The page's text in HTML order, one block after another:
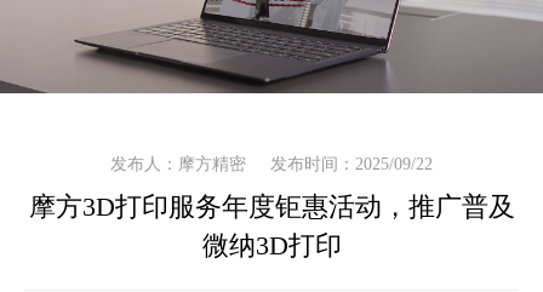
发布人：摩方精密 发布时间：2025/09/22
摩方3D打印服务年度钜惠活动，推广普及
微纳3D打印